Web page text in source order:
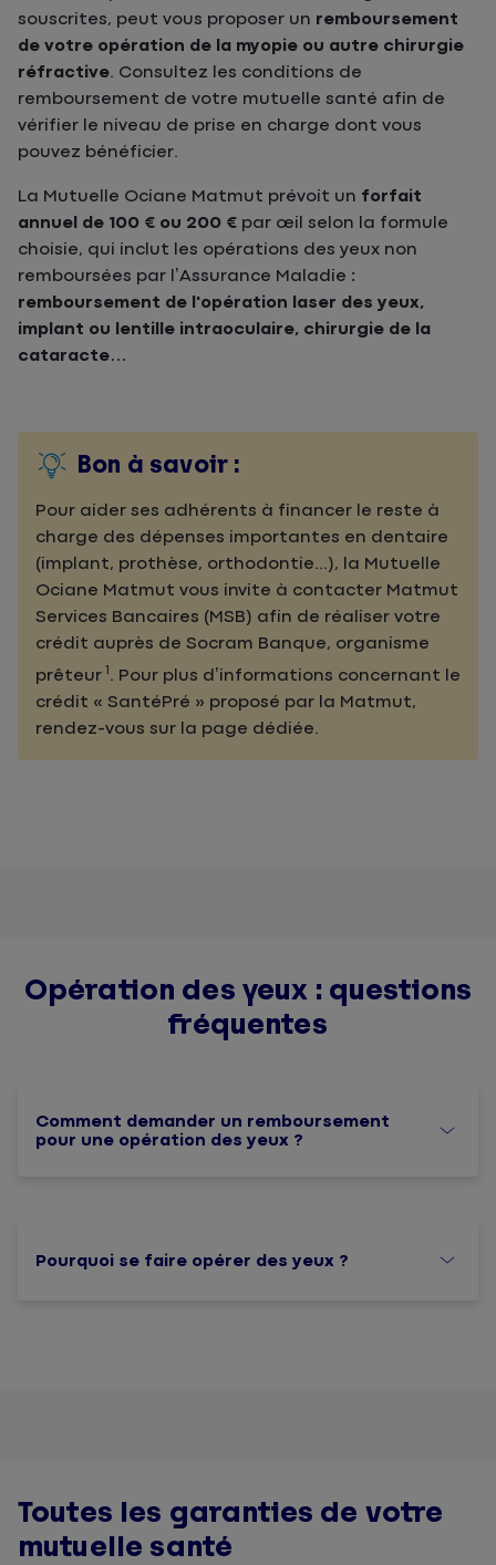
souscrites, peut vous proposer un remboursement
de votre opération de la myopie ou autre chirurgie
réfractive. Consultez les conditions de
remboursement de votre mutuelle santé afin de
vérifier le niveau de prise en charge dont vous
pouvez bénéficier.
La Mutuelle Ociane Matmut prévoit un forfait
annuel de 100 € ou 200 € par œil selon la formule
choisie, qui inclut les opérations des yeux non
remboursées par l’Assurance Maladie :
remboursement de l'opération laser des yeux,
implant ou lentille intraoculaire, chirurgie de la
cataracte…
Bon à savoir :
Pour aider ses adhérents à financer le reste à
charge des dépenses importantes en dentaire
(implant, prothèse, orthodontie...), la Mutuelle
Ociane Matmut vous invite à contacter Matmut
Services Bancaires (MSB) afin de réaliser votre
crédit auprès de Socram Banque, organisme
prêteur 1 . Pour plus d’informations concernant le
crédit « SantéPré » proposé par la Matmut,
rendez-vous sur la page dédiée.
Opération des yeux : questions
fréquentes
Comment demander un remboursement
pour une opération des yeux ?
Pourquoi se faire opérer des yeux ?
Toutes les garanties de votre
mutuelle santé